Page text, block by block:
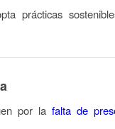
prácticas
por la falta de